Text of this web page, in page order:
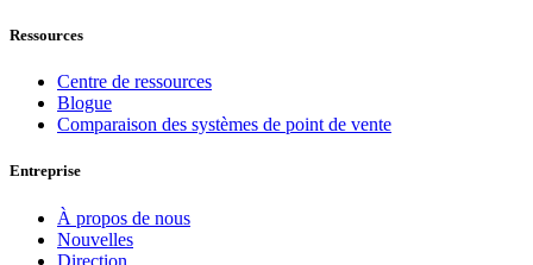
Ressources
Centre de ressources
Blogue
Comparaison des systèmes de point de vente
Entreprise
À propos de nous
Nouvelles
Direction